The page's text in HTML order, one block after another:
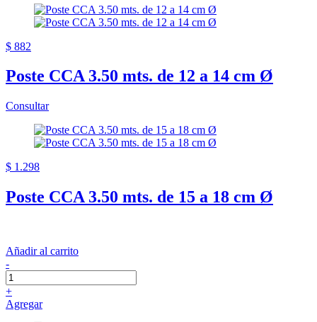
$ 882
Poste CCA 3.50 mts. de 12 a 14 cm Ø
Consultar
$ 1.298
Poste CCA 3.50 mts. de 15 a 18 cm Ø
Añadir al carrito
-
+
Agregar